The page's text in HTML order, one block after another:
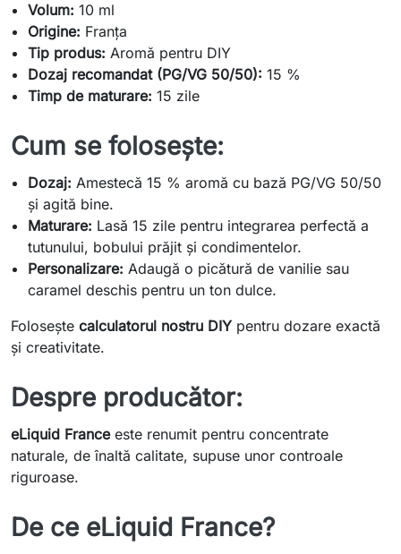
Volum: 10 ml
Origine: Franța
Tip produs: Aromă pentru DIY
Dozaj recomandat (PG/VG 50/50): 15 %
Timp de maturare: 15 zile
Cum se folosește:
Dozaj: Amestecă 15 % aromă cu bază PG/VG 50/50
și agită bine.
Maturare: Lasă 15 zile pentru integrarea perfectă a
tutunului, bobului prăjit și condimentelor.
Personalizare: Adaugă o picătură de vanilie sau
caramel deschis pentru un ton dulce.
Folosește calculatorul nostru DIY pentru dozare exactă
și creativitate.
Despre producător:
eLiquid Franceeste renumit pentru concentrate
naturale, de înaltă calitate, supuse unor controale
riguroase.
De ce eLiquid France?